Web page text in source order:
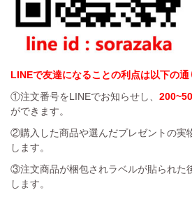
LINEで友達になることの利点は以下の通
①注文番号をLINEでお知らせし、
ができます。
②購入した商品や選んだプレゼントの実
します。
③注文商品が梱包されラベルが貼られた
します。